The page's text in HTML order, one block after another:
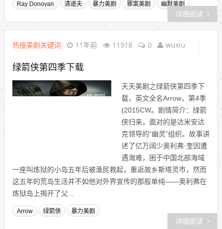
Ray Donovan 清道夫 暴力美剧 罪案美剧 幽默美剧
详细阅读
热搜美剧关键词 11年前 11918 0 wuxiu
绿箭侠第四季下载
天天美剧之绿箭侠第四季下
载，英文全名Arrow，第4季
(2015CW。剧情简介：绿箭
侠归来，面对的是达米安达
克领导的“幽灵”组织。故事讲
述了亿万阔少奥利弗·奎因遭
遇海难，困于中国北部海域
一座叫炼狱的小岛五年后被渔民救起，重返故乡斯塔灵市，然而
这五年的荒岛生活并不如他对外界宣传的那般单纯——奥利弗在
炼狱岛上揭开了父...
Arrow 绿箭侠 暴力美剧
详细阅读